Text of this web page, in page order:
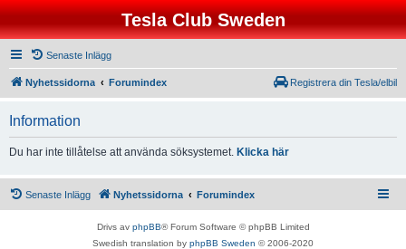
Tesla Club Sweden
Senaste Inlägg
Nyhetssidorna Forumindex Registrera din Tesla/elbil
Information
Du har inte tillåtelse att använda söksystemet. Klicka här
Senaste Inlägg Nyhetssidorna Forumindex
Drivs av phpBB® Forum Software © phpBB Limited
Swedish translation by phpBB Sweden © 2006-2020